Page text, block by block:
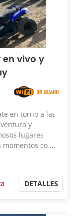
en vivo y
en torno a las
y
lugares
co ...
DETALLES